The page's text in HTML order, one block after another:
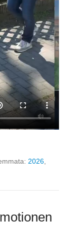
2026,